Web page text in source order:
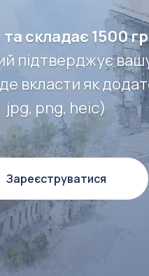
та складає 1500
підтверджує
вкласти як
jpg, png, heic)
Зареєструватися